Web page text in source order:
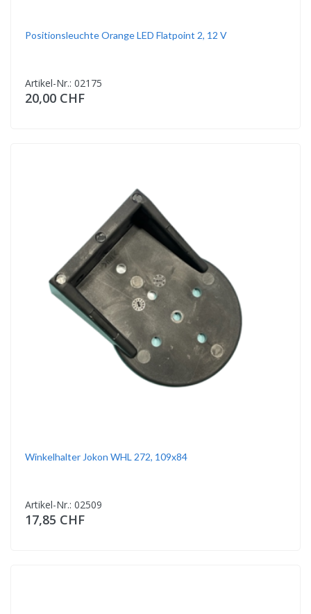
Positionsleuchte Orange LED Flatpoint 2, 12 V
Artikel-Nr.: 02175
20,00 CHF
Winkelhalter Jokon WHL 272, 109x84
Artikel-Nr.: 02509
17,85 CHF